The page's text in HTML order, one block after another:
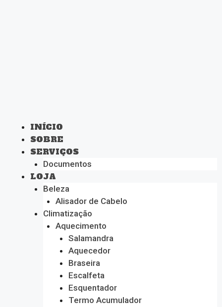
INÍCIO
SOBRE
SERVIÇOS
Documentos
LOJA
Beleza
Alisador de Cabelo
Climatização
Aquecimento
Salamandra
Aquecedor
Braseira
Escalfeta
Esquentador
Termo Acumulador